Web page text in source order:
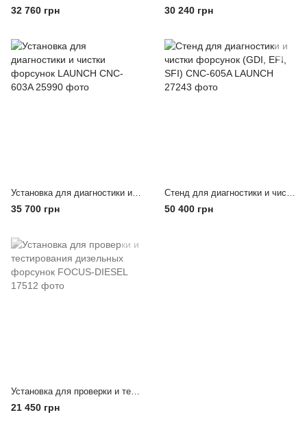
32 760 грн 30 240 грн
Установка для диагностики и чистки форсунок LAUNCH CNC-603A
35 700 грн
Cтeнд для диaгнocтики и чиcтки фopcунoк (GDI, EFI, SFI) CNC-605A LAUNCH
50 400 грн
Установка для проверки и тестирования дизельных форсунок FOCUS-DIESEL
21 450 грн